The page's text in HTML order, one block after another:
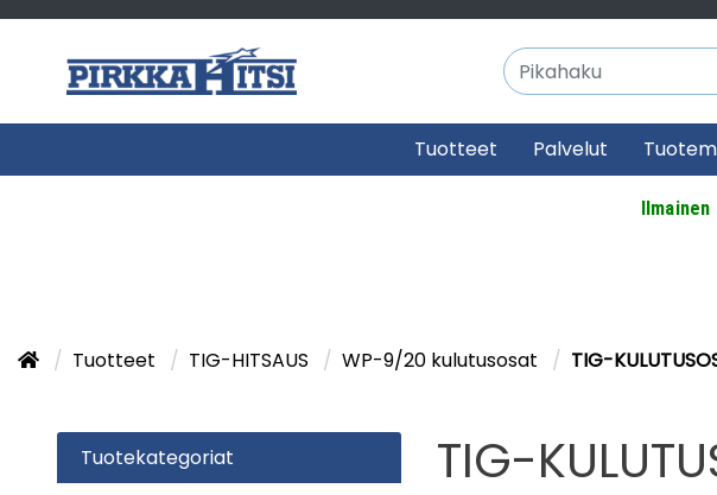
Tuotteet Palvelut
Tuotteet TIG-HITSAUS WP-9/20 kulutusosat TIG-
Tuotekategoriat TIG-